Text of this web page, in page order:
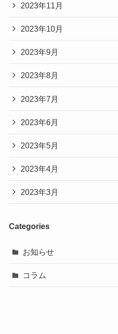
2023年11月
2023年10月
2023年9月
2023年8月
2023年7月
2023年6月
2023年5月
2023年4月
2023年3月
Categories
お知らせ
コラム